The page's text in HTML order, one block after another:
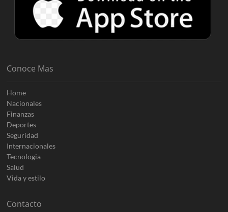
Conoce Mas
Home
Nacionales
Finanzas
Deportes
Seguridad
Internacionales
Tecnologia
Salud
Vida y estilo
Contacto